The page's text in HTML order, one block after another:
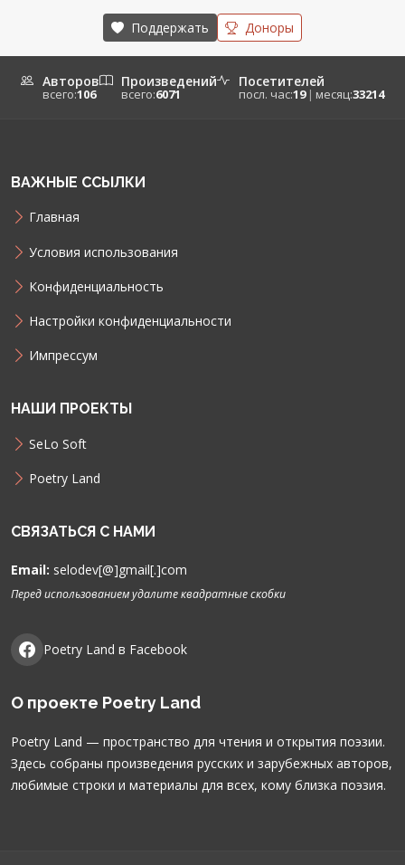
Поддержать Доноры
Авторов
всего:106
Произведений
всего:6071
Посетителей
посл. час:19 | месяц:33214
ВАЖНЫЕ ССЫЛКИ
Главная
Условия использования
Конфиденциальность
Настройки конфиденциальности
Импрессум
НАШИ ПРОЕКТЫ
SeLo Soft
Poetry Land
СВЯЗАТЬСЯ С НАМИ
Email: selodev[@]gmail[.]com
Перед использованием удалите квадратные скобки
Poetry Land в Facebook
О проекте Poetry Land
Poetry Land — пространство для чтения и открытия поэзии.
Здесь собраны произведения русских и зарубежных авторов,
любимые строки и материалы для всех, кому близка поэзия.